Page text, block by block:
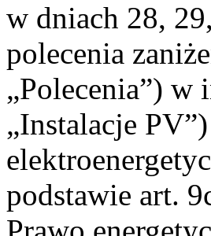
w dniach 28,
polecenia
„Polecenia”)
„Instalacje
podstawie art.